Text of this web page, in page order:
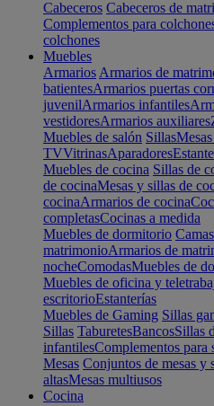
Cabeceros Cabeceros de
Complementos para
colchones
Muebles
Armarios Armarios de
batientesArmarios puertas
juvenilArmarios infantiles
vestidoresArmarios auxiliares
Muebles de salón Sillas
TVVitrinasAparadores
Muebles de cocina Sillas de
de cocinaMesas y sillas de
cocinaArmarios de cocina
completasCocinas a medida
Muebles de dormitorio
matrimonioArmarios de
nocheComodasMuebles de
Muebles de oficina y
escritorioEstanterías
Muebles de Gaming Sillas
Sillas TaburetesBancosSillas
infantilesComplementos para
Mesas Conjuntos de mesas y
altasMesas multiusos
Cocina